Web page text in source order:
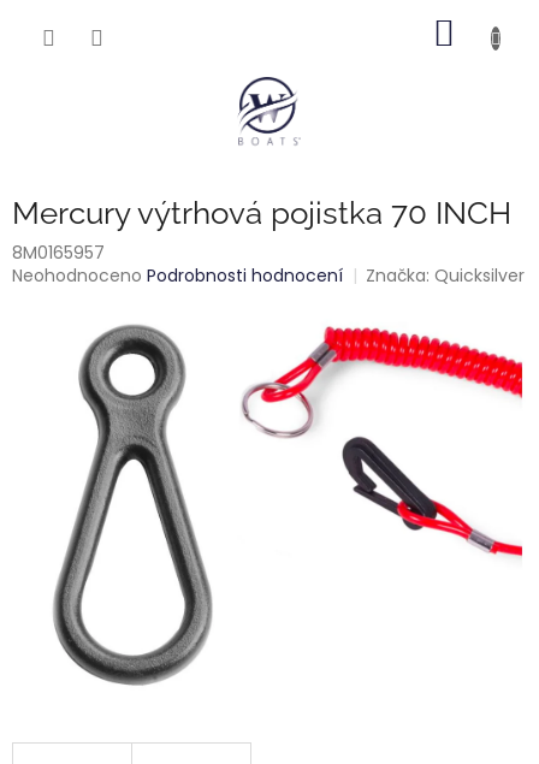
Mercury výtrhová pojistka 70 INCH
8M0165957
Průměrné
Neohodnoceno Podrobnosti hodnocení Značka:Quicksilver